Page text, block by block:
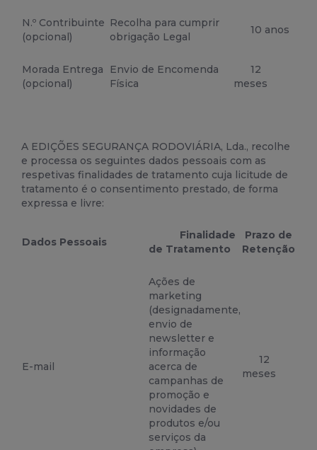
N.º Contribuinte
(opcional)
Recolha para cumprir
obrigação Legal
10 anos
Morada Entrega
(opcional)
Envio de Encomenda
Física
12
meses
A EDIÇÕES SEGURANÇA RODOVIÁRIA, Lda., recolhe
e processa os seguintes dados pessoais com as
respetivas finalidades de tratamento cuja licitude de
tratamento é o consentimento prestado, de forma
expressa e livre:
Dados Pessoais
Finalidade
de Tratamento
Prazo de
Retenção
E-mail
Ações de
marketing
(designadamente,
envio de
newsletter e
informação
acerca de
campanhas de
promoção e
novidades de
produtos e/ou
serviços da
12
meses